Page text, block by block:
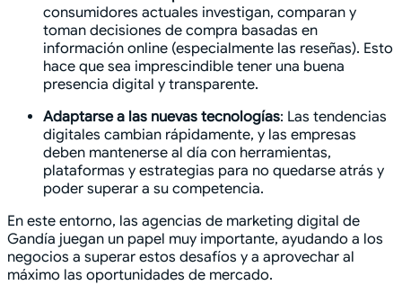
consumidores actuales investigan, comparan y
toman decisiones de compra basadas en
información online (especialmente las reseñas). Esto
hace que sea imprescindible tener una buena
presencia digital y transparente.
Adaptarse a las nuevas tecnologías: Las tendencias
digitales cambian rápidamente, y las empresas
deben mantenerse al día con herramientas,
plataformas y estrategias para no quedarse atrás y
poder superar a su competencia.
En este entorno, las agencias de marketing digital de
Gandía juegan un papel muy importante, ayudando a los
negocios a superar estos desafíos y a aprovechar al
máximo las oportunidades de mercado.